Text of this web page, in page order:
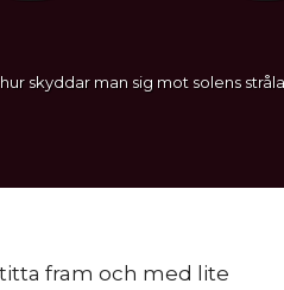
skyddar man sig mot solens
fram och med lite